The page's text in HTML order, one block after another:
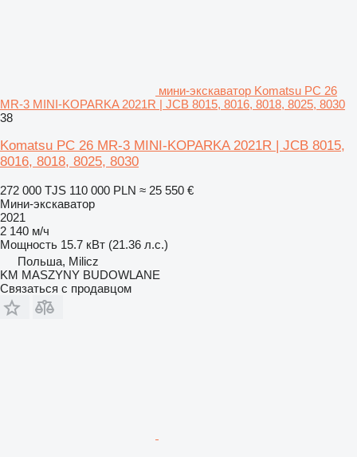
мини-экскаватор Komatsu PC 26
MR-3 MINI-KOPARKA 2021R | JCB 8015, 8016, 8018, 8025, 8030
38
Komatsu PC 26 MR-3 MINI-KOPARKA 2021R | JCB 8015,
8016, 8018, 8025, 8030
272 000 TJS 110 000 PLN ≈ 25 550 €
Мини-экскаватор
2021
2 140 м/ч
Мощность 15.7 кВт (21.36 л.с.)
Польша, Milicz
KM MASZYNY BUDOWLANE
Связаться с продавцом